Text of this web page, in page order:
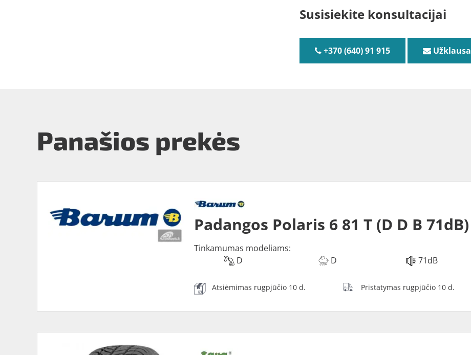
Susisiekite konsultacijai
+370 (640) 91 915 Užklausa
Panašios prekės
Padangos Polaris 6 81 T (D D B 71dB)
Tinkamumas modeliams:
D
D 71dB
Atsiėmimas rugpjūčio 10 d. Pristatymas rugpjūčio 10 d.